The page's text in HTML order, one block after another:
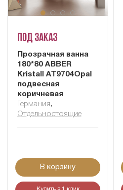
Под заказ
Прозрачная ванна
180*80 ABBER
Kristall AT9704Opal
подвесная
коричневая
Германия ,
Отдельностоящие
В корзину